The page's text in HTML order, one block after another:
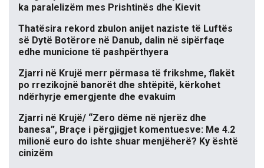
ka paralelizëm mes Prishtinës dhe Kievit
Thatësira rekord zbulon anijet naziste të Luftës
së Dytë Botërore në Danub, dalin në sipërfaqe
edhe municione të pashpërthyera
Zjarri në Krujë merr përmasa të frikshme, flakët
po rrezikojnë banorët dhe shtëpitë, kërkohet
ndërhyrje emergjente dhe evakuim
Zjarri në Krujë/ “Zero dëme në njerëz dhe
banesa”, Braçe i përgjigjet komentuesve: Me 4.2
milionë euro do ishte shuar menjëherë? Ky është
cinizëm